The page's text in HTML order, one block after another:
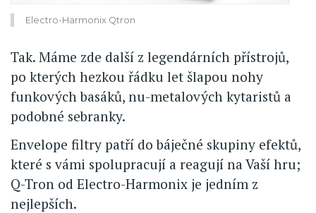
Electro-Harmonix Qtron
Tak. Máme zde další z legendárních přístrojů,
po kterých hezkou řádku let šlapou nohy
funkových basáků, nu-metalových kytaristů a
podobné sebranky.
Envelope filtry patří do báječné skupiny efektů,
které s vámi spolupracují a reagují na Vaší hru;
Q-Tron od Electro-Harmonix je jedním z
nejlepších.